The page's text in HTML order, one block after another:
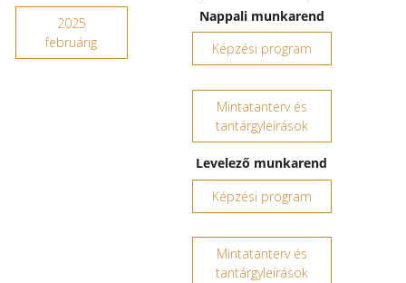
2025
februárig
Nappali munkarend
Képzési program
Mintatanterv és
tantárgyleírások
Levelező munkarend
Képzési program
Mintatanterv és
tantárgyleírások